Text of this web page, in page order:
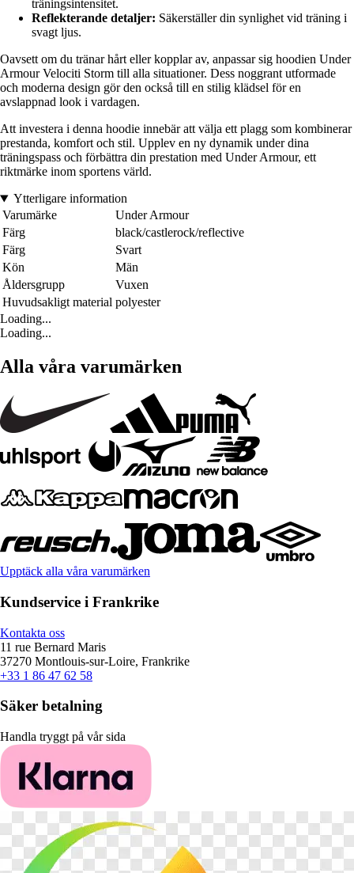
träningsintensitet.
Reflekterande detaljer: Säkerställer din synlighet vid träning i
svagt ljus.
Oavsett om du tränar hårt eller kopplar av, anpassar sig hoodien Under
Armour Velociti Storm till alla situationer. Dess noggrant utformade
och moderna design gör den också till en stilig klädsel för en
avslappnad look i vardagen.
Att investera i denna hoodie innebär att välja ett plagg som kombinerar
prestanda, komfort och stil. Upplev en ny dynamik under dina
träningspass och förbättra din prestation med Under Armour, ett
riktmärke inom sportens värld.
Ytterligare information
Varumärke
Under Armour
Färg
black/castlerock/reflective
Färg
Svart
Kön
Män
Åldersgrupp
Vuxen
Huvudsakligt material polyester
Loading...
Loading...
Alla våra varumärken
Upptäck alla våra varumärken
Kundservice i Frankrike
Kontakta oss
11 rue Bernard Maris
37270 Montlouis-sur-Loire, Frankrike
+33 1 86 47 62 58
Säker betalning
Handla tryggt på vår sida